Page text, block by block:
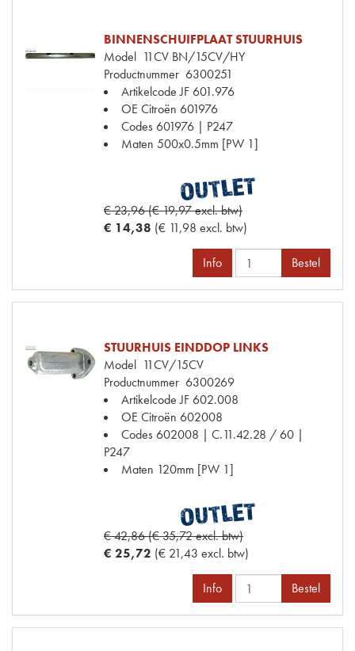
BINNENSCHUIFPLAAT STUURHUIS
Model 11CV BN/15CV/HY
Productnummer 6300251
Artikelcode JF 601.976
OE Citroën 601976
Codes 601976 | P247
Maten 500x0.5mm [PW 1]
€ 23,96 (€ 19,97 excl. btw)
€ 14,38 (€ 11,98 excl. btw)
Info Bestel
STUURHUIS EINDDOP LINKS
Model 11CV/15CV
Productnummer 6300269
Artikelcode JF 602.008
OE Citroën 602008
Codes 602008 | C.11.42.28 / 60 |
P247
Maten 120mm [PW 1]
€ 42,86 (€ 35,72 excl. btw)
€ 25,72 (€ 21,43 excl. btw)
Info Bestel